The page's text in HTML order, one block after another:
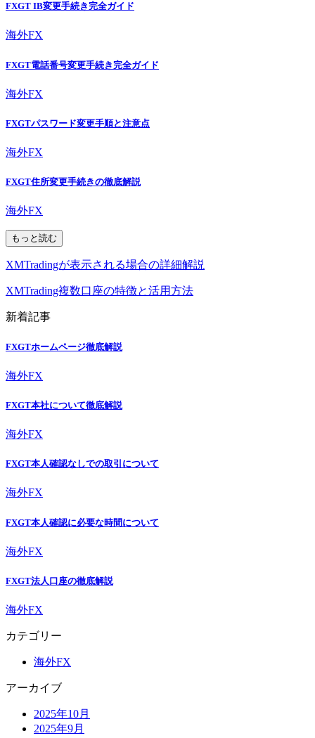
FXGT IB変更手続き完全ガイド
海外FX
FXGT電話番号変更手続き完全ガイド
海外FX
FXGTパスワード変更手順と注意点
海外FX
FXGT住所変更手続きの徹底解説
海外FX
もっと読む
XMTradingが表示される場合の詳細解説
XMTrading複数口座の特徴と活用方法
新着記事
FXGTホームページ徹底解説
海外FX
FXGT本社について徹底解説
海外FX
FXGT本人確認なしでの取引について
海外FX
FXGT本人確認に必要な時間について
海外FX
FXGT法人口座の徹底解説
海外FX
カテゴリー
海外FX
アーカイブ
2025年10月
2025年9月